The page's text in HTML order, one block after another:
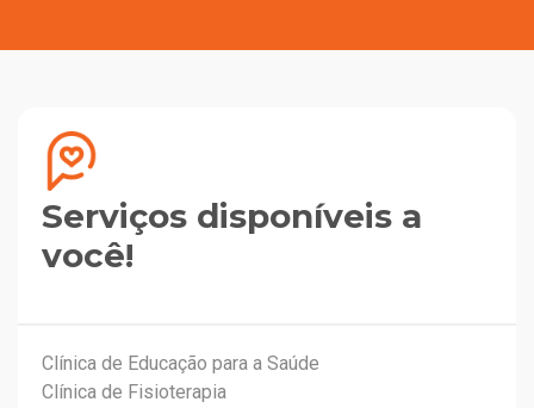
Serviços disponíveis a
você!
Clínica de Educação para a Saúde
Clínica de Fisioterapia